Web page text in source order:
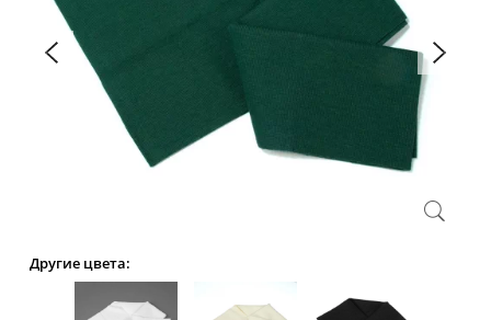
Другие цвета: